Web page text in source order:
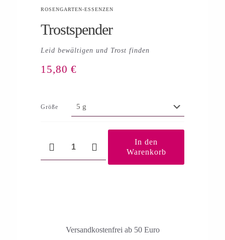
ROSENGARTEN-ESSENZEN
Trostspender
Leid bewältigen und Trost finden
15,80 €
Größe
Menge
In den
Warenkorb
Versandkosten­frei ab 50 Euro